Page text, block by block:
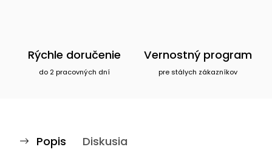
Rýchle doručenie
do 2 pracovných dní
Vernostný program
pre stálych zákazníkov
Popis Diskusia